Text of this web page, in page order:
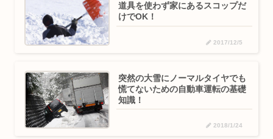
道具を使わず家にあるスコップだ
けでOK！
2017/12/5
突然の大雪にノーマルタイヤでも
慌てないための自動車運転の基礎
知識！
2018/1/24